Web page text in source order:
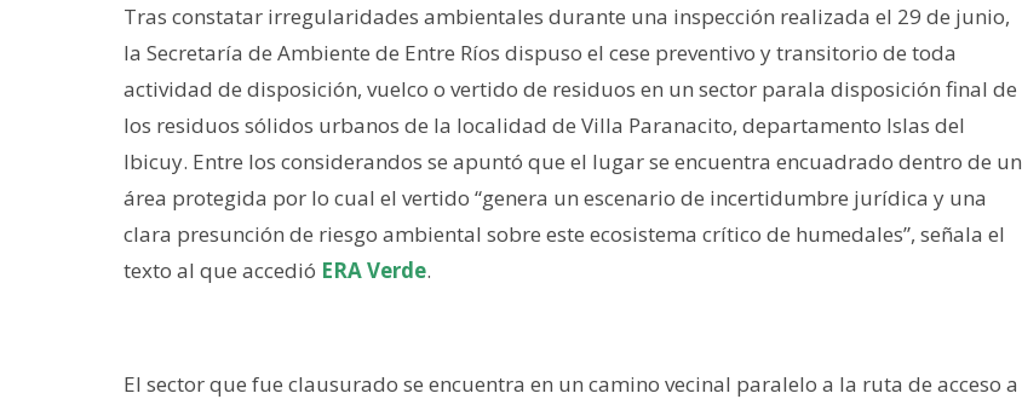
Tras constatar irregularidades ambientales durante una inspección realizada el 29 de junio,
la Secretaría de Ambiente de Entre Ríos dispuso el cese preventivo y transitorio de toda
actividad de disposición, vuelco o vertido de residuos en un sector parala disposición final de
los residuos sólidos urbanos de la localidad de Villa Paranacito, departamento Islas del
Ibicuy. Entre los considerandos se apuntó que el lugar se encuentra encuadrado dentro de un
área protegida por lo cual el vertido “genera un escenario de incertidumbre jurídica y una
clara presunción de riesgo ambiental sobre este ecosistema crítico de humedales”, señala el
texto al que accedió ERA Verde.
El sector que fue clausurado se encuentra en un camino vecinal paralelo a la ruta de acceso a